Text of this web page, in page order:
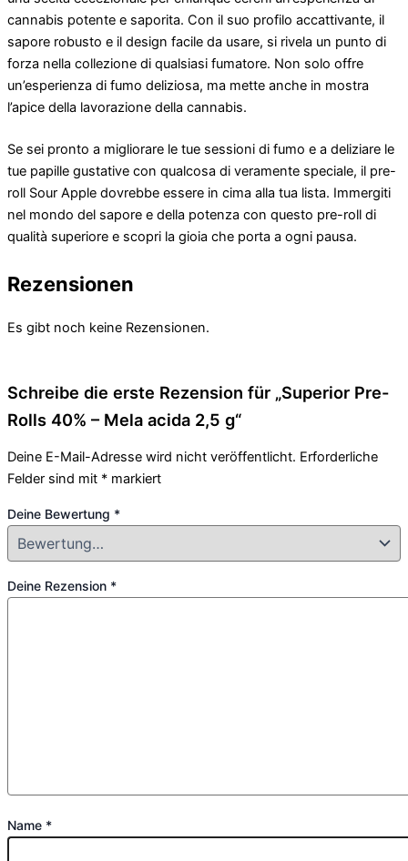
cannabis potente e saporita. Con il suo profilo accattivante, il
sapore robusto e il design facile da usare, si rivela un punto di
forza nella collezione di qualsiasi fumatore. Non solo offre
un’esperienza di fumo deliziosa, ma mette anche in mostra
l’apice della lavorazione della cannabis.
Se sei pronto a migliorare le tue sessioni di fumo e a deliziare le
tue papille gustative con qualcosa di veramente speciale, il pre-
roll Sour Apple dovrebbe essere in cima alla tua lista. Immergiti
nel mondo del sapore e della potenza con questo pre-roll di
qualità superiore e scopri la gioia che porta a ogni pausa.
Rezensionen
Es gibt noch keine Rezensionen.
Schreibe die erste Rezension für „Superior Pre-
Rolls 40% – Mela acida 2,5 g“
Deine E-Mail-Adresse wird nicht veröffentlicht. Erforderliche
Felder sind mit * markiert
Deine Bewertung *
Deine Rezension *
Name *